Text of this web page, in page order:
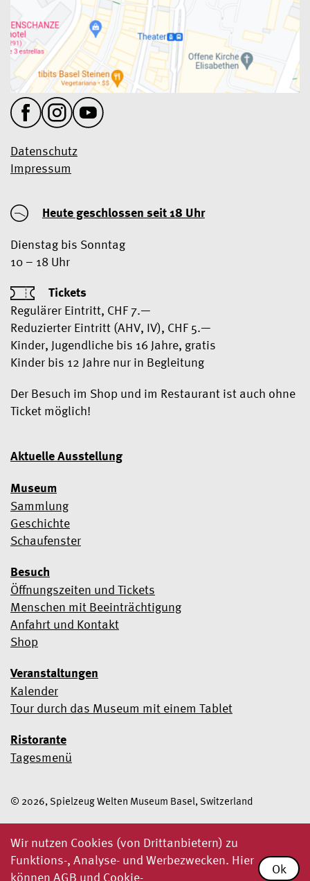
Wir nutzen Cookies (von Drittanbietern) zu
Funktions-, Analyse- und Werbezwecken. Hier
können AGB und Cookie-
Ok
Datenschutz
Impressum
Aktuelle Ausstellung
Museum
Sammlung
Geschichte
Schaufenster
Besuch
Öffnungszeiten und Tickets
Menschen mit Beeinträchtigung
Anfahrt und Kontakt
Shop
Veranstaltungen
Kalender
Tour durch das Museum mit einem Tablet
Ristorante
Tagesmenü
Heute geschlossen seit 18 Uhr
Dienstag bis Sonntag
10 – 18 Uhr
Tickets
Regulärer Eintritt, CHF 7.—
Reduzierter Eintritt (AHV, IV), CHF 5.—
Kinder, Jugendliche bis 16 Jahre, gratis
Kinder bis 12 Jahre nur in Begleitung
Der Besuch im Shop und im Restaurant ist auch ohne
Ticket möglich!
© 2026, Spielzeug Welten Museum Basel, Switzerland